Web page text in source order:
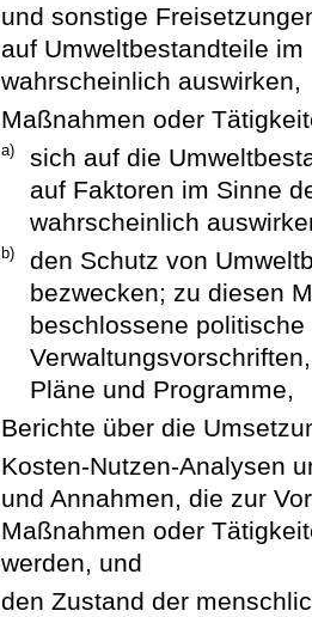
und sonstige
auf Umweltbestandteile
wahrscheinlich auswirken,
Maßnahmen oder
a)
sich auf die
auf Faktoren im Sinne
wahrscheinlich
b)
den Schutz von
bezwecken; zu diesen
beschlossene
Pläne und Programme,
Berichte über die
Kosten-Nutzen-Analysen
und Annahmen, die zur
Maßnahmen oder
werden, und
den Zustand der